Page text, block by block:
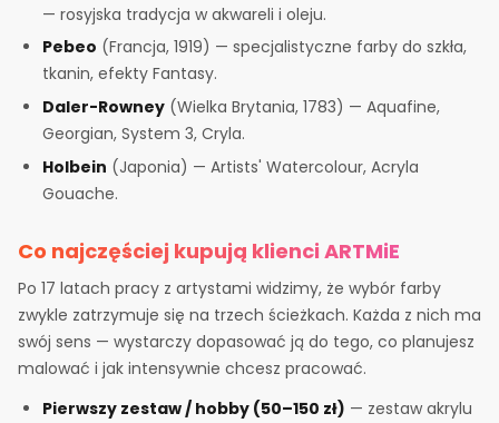
— rosyjska tradycja w akwareli i oleju.
Pebeo (Francja, 1919) — specjalistyczne farby do szkła,
tkanin, efekty Fantasy.
Daler-Rowney (Wielka Brytania, 1783) — Aquafine,
Georgian, System 3, Cryla.
Holbein (Japonia) — Artists' Watercolour, Acryla
Gouache.
Co najczęściej kupują klienci ARTMiE
Po 17 latach pracy z artystami widzimy, że wybór farby
zwykle zatrzymuje się na trzech ścieżkach. Każda z nich ma
swój sens — wystarczy dopasować ją do tego, co planujesz
malować i jak intensywnie chcesz pracować.
Pierwszy zestaw / hobby (50–150 zł) — zestaw akrylu